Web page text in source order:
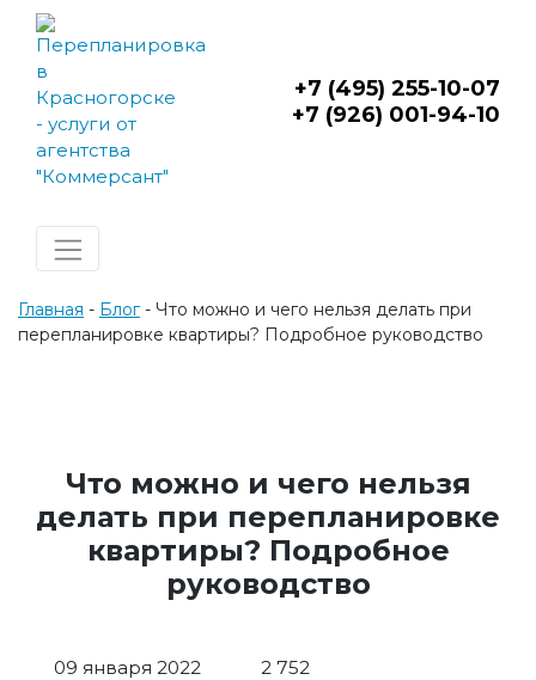
Skip
content
+7 (495) 255-10-07
+7 (926) 001-94-10
Главная - Блог- Что можно и чего нельзя делать при
перепланировке квартиры? Подробное руководство
Что можно и чего нельзя
делать при перепланировке
квартиры? Подробное
руководство
09 января 2022 2 752